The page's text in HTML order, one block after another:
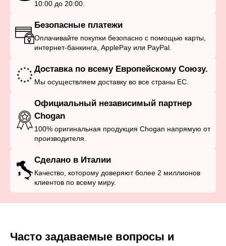
10:00 до 20:00.
Безопасные платежи
Оплачивайте покупки безопасно с помощью карты,
интернет-банкинга, ApplePay или PayPal.
Доставка по всему Европейскому Союзу.
Мы осуществляем доставку во все страны ЕС.
Официальный независимый партнер
Chogan
100% оригинальная продукция Chogan напрямую от
производителя.
Сделано в Италии
Качество, которому доверяют более 2 миллионов
клиентов по всему миру.
Часто задаваемые вопросы и